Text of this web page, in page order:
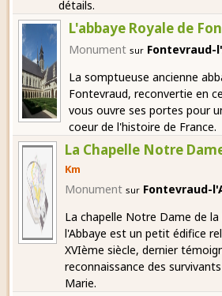
détails.
L'abbaye Royale de
Monument sur Fontevraud-
La somptueuse ancienne
Fontevraud, reconvertie en
vous ouvre ses portes pour
coeur de l'histoire de France.
La Chapelle Notre
Km
Monument sur Fontevraud-
La chapelle Notre Dame de
l'Abbaye est un petit édifice
XVIème siècle, dernier
reconnaissance des
Marie.